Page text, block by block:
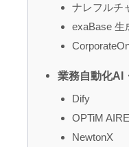
ナレフルチ
exaBase 生
業務自動化AI
Dify
OPTiM
NewtonX